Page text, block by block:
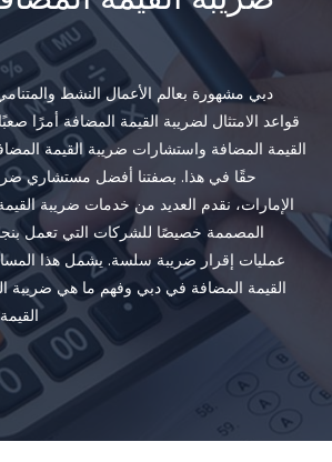
دبي مشهورة بعالم الأعمال النشط
قواعد الامتثال لضريبة القيمة المضافة أمرًا
القيمة المضافة واستشارات ضريبة القيمة
حقًا في هذا. بصفتنا أفضل مستشاري
الإمارات، نقدم العديد من خدمات ضريبة
المصممة خصيصًا للشركات التي تعمل
عمليات إقرار ضريبة سلسة. يشمل هذا
القيمة المضافة في دبي وفهم ما هي ضريبة